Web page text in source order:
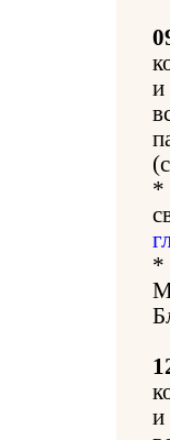
и
*
*
и